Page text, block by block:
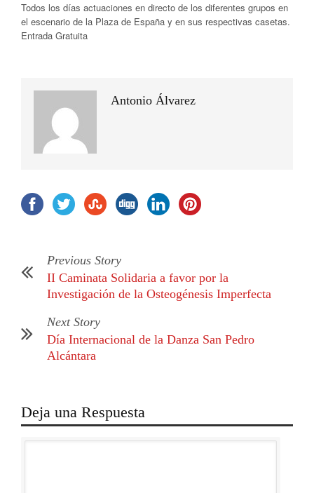
Todos los días actuaciones en directo de los diferentes grupos en
el escenario de la Plaza de España y en sus respectivas casetas.
Entrada Gratuita
Antonio Álvarez
Previous Story
II Caminata Solidaria a favor por la
Investigación de la Osteogénesis Imperfecta
Next Story
Día Internacional de la Danza San Pedro
Alcántara
Deja una Respuesta